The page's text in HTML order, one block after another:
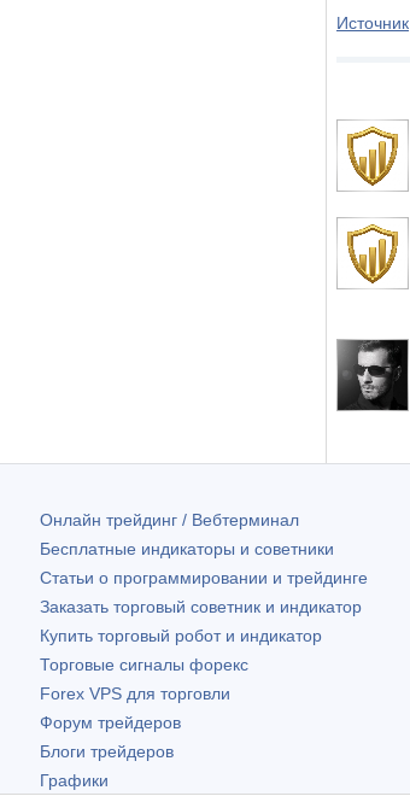
Источник
Онлайн трейдинг / Вебтерминал
Бесплатные индикаторы и советники
Статьи о программировании и трейдинге
Заказать торговый советник и индикатор
Купить торговый робот и индикатор
Торговые сигналы форекс
Forex VPS для торговли
Форум трейдеров
Блоги трейдеров
Графики